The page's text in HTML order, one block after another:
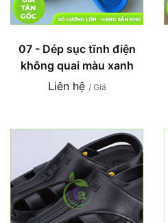
07 - Dép sục tĩnh điện
không quai màu xanh
Liên hệ / Giá